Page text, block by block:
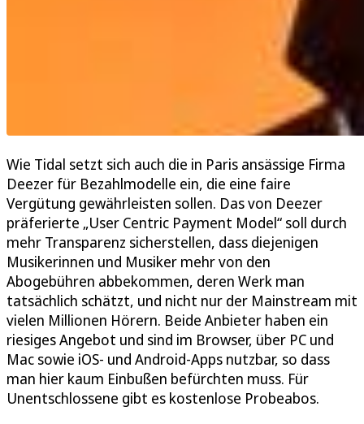
Wie Tidal setzt sich auch die in Paris ansässige Firma
Deezer für Bezahlmodelle ein, die eine faire
Vergütung gewährleisten sollen. Das von Deezer
präferierte „User Centric Payment Model“ soll durch
mehr Transparenz sicherstellen, dass diejenigen
Musikerinnen und Musiker mehr von den
Abogebühren abbekommen, deren Werk man
tatsächlich schätzt, und nicht nur der Mainstream mit
vielen Millionen Hörern. Beide Anbieter haben ein
riesiges Angebot und sind im Browser, über PC und
Mac sowie iOS- und Android-Apps nutzbar, so dass
man hier kaum Einbußen befürchten muss. Für
Unentschlossene gibt es kostenlose Probeabos.